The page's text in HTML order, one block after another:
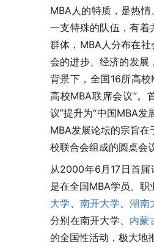
MBA人的特质，是热
一支特殊的队伍，有着
群体，MBA人分布在
会的进步、经济的发展
背景下，全国16所高
高校MBA联席会议”。
议”提升为“中国MBA
MBA发展论坛的宗旨
校联合会组成的圆桌会
从2000年6月17日首
是在全国MBA学员、
大学
南开大学 、湖南
分别在南开大学、 内蒙
的全国性活动，极大地